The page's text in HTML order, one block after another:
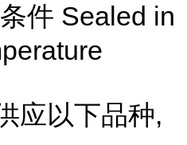
件 Sealed in
应以下品种,